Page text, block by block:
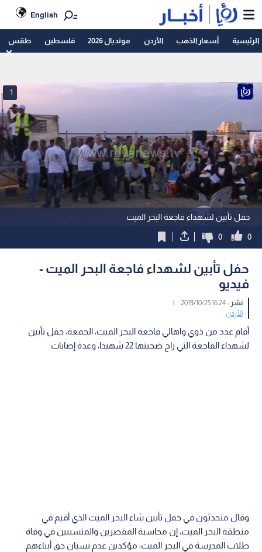
English
الرئيسية أسعار الذهب الأردن مونديال 2026 فلسطين طقس
حفل تأبين لشهداء فاجعة البحر الميت
1
0
0
حفل تأبين لشهداء فاجعة البحر الميت -
فيديو
نشر :16:24 2019/10/25
|
الأردن
أقام عدد من ذوي واهالي فاجعة البحر الميت، الجمعة، حفل تأبين
لشهداء الفاجعة التي راح ضحيتها 22 شهيدا، وعدة إصابات.
وقال متحدثون في حفل تأبين شاء البحر الميت الذي أقيم في
منطقة البحر الميت، إن محاسبة المقصرين والمتسببين في وفاة
طلاب المدرسة في البحر الميت، مؤكدين عدم نسيان حق أبناءهم.